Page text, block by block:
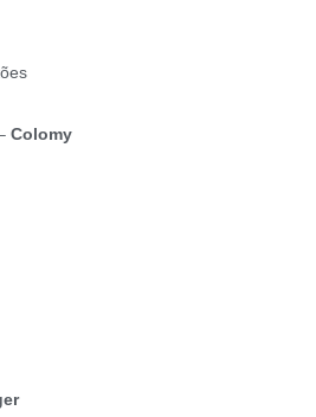
Colomy